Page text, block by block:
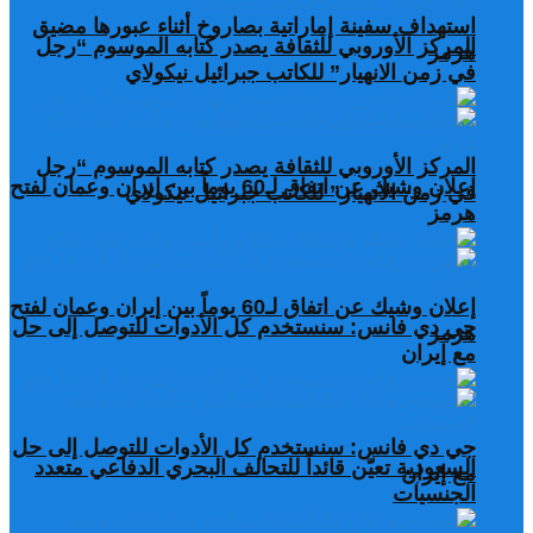
المركز الأوروبي للثقافة يصدر كتابه الموسوم “رجل
في زمن الانهيار” للكاتب جبرائيل نيكولاي
إعلان وشيك عن اتفاق لـ60 يوماً بين إيران وعمان لفتح
هرمز
جي دي فانس: سنستخدم كل الأدوات للتوصل إلى حل
مع إيران
السعودية تعيّن قائداً للتحالف البحري الدفاعي متعدد
الجنسيات
استهداف سفينة إماراتية بصاروخ أثناء عبورها مضيق
هرمز
المركز الأوروبي للثقافة يصدر كتابه الموسوم “رجل
في زمن الانهيار” للكاتب جبرائيل نيكولاي
إعلان وشيك عن اتفاق لـ60 يوماً بين إيران وعمان لفتح
هرمز
جي دي فانس: سنستخدم كل الأدوات للتوصل إلى حل
مع إيران